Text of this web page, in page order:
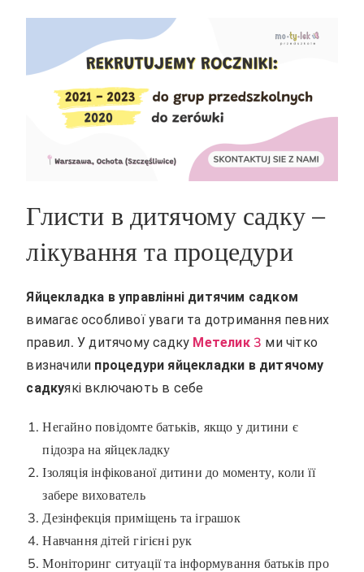
Глисти в дитячому садку –
лікування та процедури
Яйцекладка в управлінні дитячим садком
вимагає особливої уваги та дотримання певних
правил. У дитячому садку Метелик 3 ми чітко
визначили процедури яйцекладки в дитячому
садкуякі включають в себе
Негайно повідомте батьків, якщо у дитини є
підозра на яйцекладку
Ізоляція інфікованої дитини до моменту, коли її
забере вихователь
Дезінфекція приміщень та іграшок
Навчання дітей гігієні рук
Моніторинг ситуації та інформування батьків про